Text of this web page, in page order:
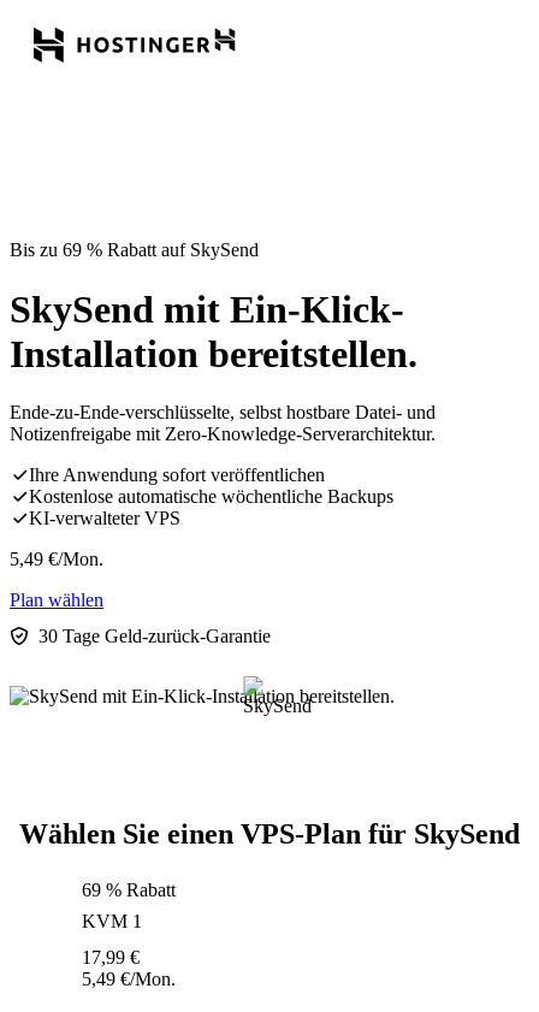
Bis zu 69 % Rabatt auf SkySend
SkySend mit Ein-Klick-
Installation bereitstellen.
Ende-zu-Ende-verschlüsselte, selbst hostbare Datei- und
Notizenfreigabe mit Zero-Knowledge-Serverarchitektur.
Ihre Anwendung sofort veröffentlichen
Kostenlose automatische wöchentliche Backups
KI-verwalteter VPS
5,49 €/Mon.
Plan wählen
30 Tage Geld-zurück-Garantie
Wählen Sie einen VPS-Plan für SkySend
69 % Rabatt
KVM 1
17,99 €
5,49 €/Mon.